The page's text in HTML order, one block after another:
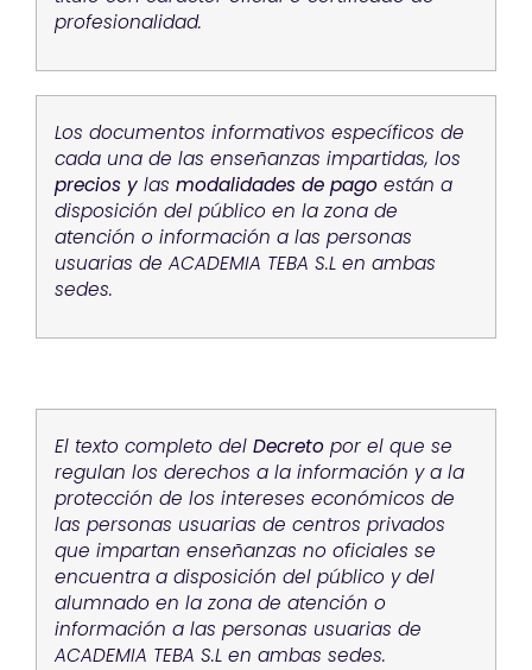
profesionalidad.
Los documentos informativos específicos de
cada una de las enseñanzas impartidas, los
precios y las modalidades de pago están a
disposición del público en la zona de
atención o información a las personas
usuarias de ACADEMIA TEBA S.L en ambas
sedes.
El texto completo del Decreto por el que se
regulan los derechos a la información y a la
protección de los intereses económicos de
las personas usuarias de centros privados
que impartan enseñanzas no oficiales se
encuentra a disposición del público y del
alumnado en la zona de atención o
información a las personas usuarias de
ACADEMIA TEBA S.L en ambas sedes.